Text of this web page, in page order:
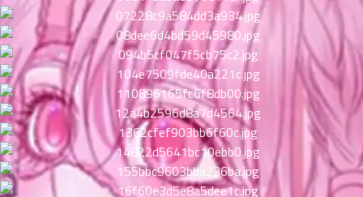
9
ตอน
ที่
น
10
ตอน
ที่
ม
11
ตอน
ที่